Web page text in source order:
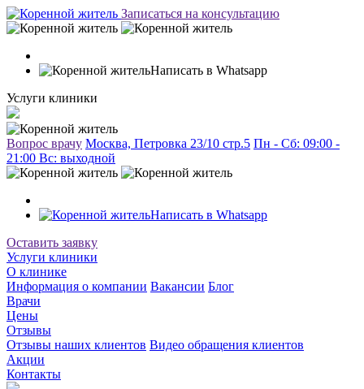
Записаться на консультацию
Написать в Whatsapp
Услуги клиники
Вопрос врачу Москва, Петровка 23/10 стр.5 Пн - Сб: 09:00 -
21:00 Вc: выходной
Написать в Whatsapp
Оставить заявку
Услуги клиники
О клинике
Информация о компании Вакансии Блог
Врачи
Цены
Отзывы
Отзывы наших клиентов Видео обращения клиентов
Акции
Контакты